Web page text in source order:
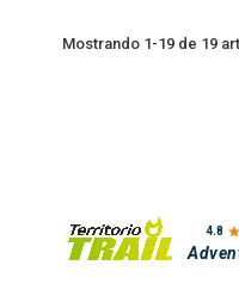
Mostrando 1-19 de 19
4.8